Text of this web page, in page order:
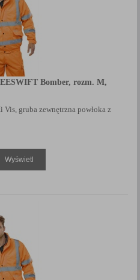
Bomber, rozm. M,
gruba zewnętrzna powłoka z
Wyświetl